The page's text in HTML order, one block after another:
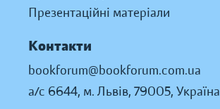
Презентаційні матеріали
Контакти
bookforum@bookforum.com.ua
а/с 6644, м. Львів, 79005, Україна